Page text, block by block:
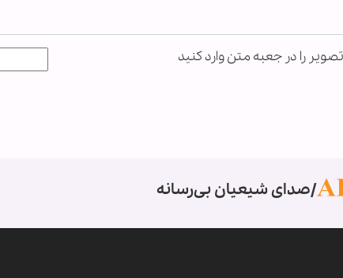
را در جعبه متن وارد کنید
صدای شیعیان بی‌رسانه